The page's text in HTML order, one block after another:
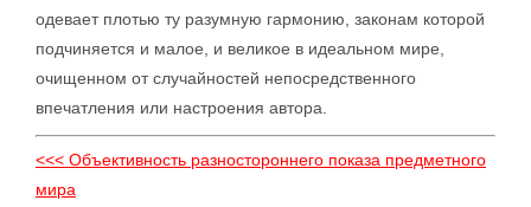
одевает плотью ту разумную гармонию, законам которой
подчиняется и малое, и великое в идеальном мире,
очищенном от случайностей непосредственного
впечатления или настроения автора.
<<< Объективность разностороннего показа предметного
мира